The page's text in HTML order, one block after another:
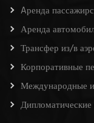
Aренда
Аренда
Трансфер из/в
Корпоративные
Международные